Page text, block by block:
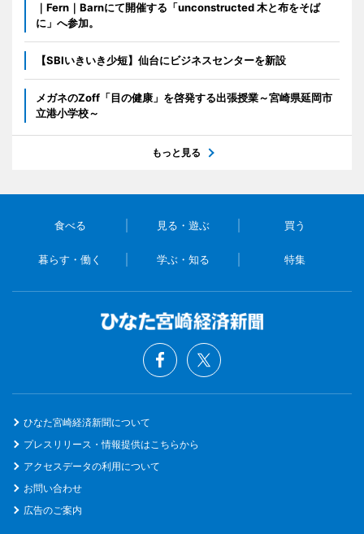
｜Fern｜Barnにて開催する「unconstructed 木と布をそば
に」へ参加。
【SBIいきいき少短】仙台にビジネスセンターを新設
メガネのZoff「目の健康」を啓発する出張授業～宮崎県延岡市
立港小学校～
もっと見る
食べる 見る・遊ぶ 買う
暮らす・働く 学ぶ・知る 特集
ひなた宮崎経済新聞について
プレスリリース・情報提供はこちらから
アクセスデータの利用について
お問い合わせ
広告のご案内